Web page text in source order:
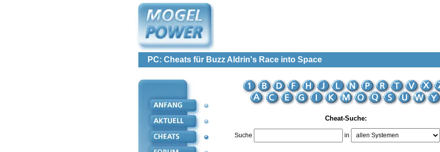
PC: Cheats für Buzz Aldrin's Race into Space
Cheat-Suche:
Suche in